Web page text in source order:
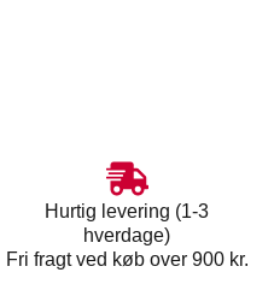
Hurtig levering (1-3
hverdage)
Fri fragt ved køb over 900 kr.